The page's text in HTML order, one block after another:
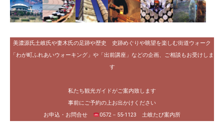
美濃源氏土岐氏や妻木氏の足跡や歴史 史跡めぐりや眺望を楽しむ街道ウォーク
「わが町ふれあいウォーキング」や「出前講座」などの企画、ご相談もお受けしま
す
私たち観光ガイドがご案内致します
事前にご予約の上お出かけください
お申込・お問合せ
0572－55-1123 土岐たび案内所